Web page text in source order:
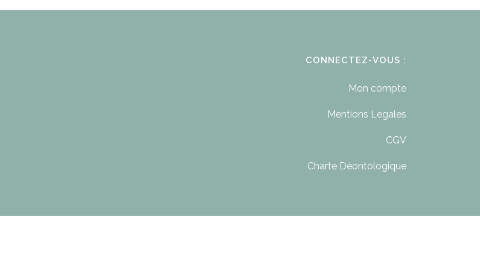
CONNECTEZ-VOUS :
Mon compte
Mentions Legales
CGV
Charte Déontologique